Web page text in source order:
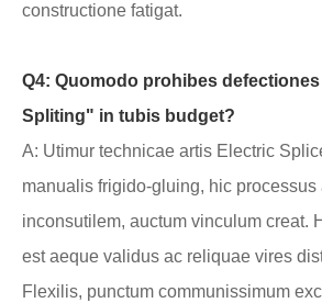
constructione fatigat.
Q4: Quomodo prohibes
Spliting" in tubis budget?
A: Utimur technicae artis Electric
manualis frigido-gluing, hic processus
inconsutilem, auctum vinculum creat.
est aeque validus ac reliquae vires
Flexilis, punctum communissimum